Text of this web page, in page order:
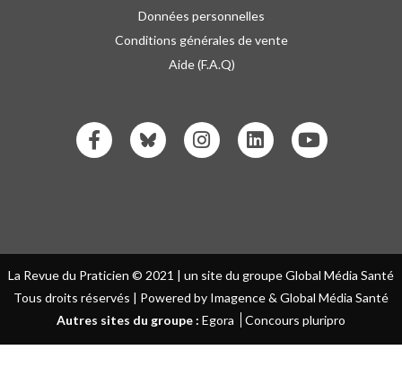
Données personnelles
Conditions générales de vente
Aide (F.A.Q)
La Revue du Praticien © 2021 | un site du groupe Global Média Santé
Tous droits réservés | Powered by Imagence & Global Média Santé
Autres sites du groupe : Egora Concours pluripro